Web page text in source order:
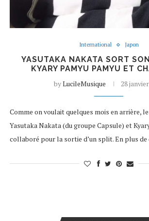
International Japon
YASUTAKA NAKATA SORT
KYARY PAMYU PAMYU ET
byLucileMusique 28
Comme on voulait quelques mois en arrière,
Yasutaka Nakata (du groupe Capsule) et
collaboré pour la sortie d’un split. En plus